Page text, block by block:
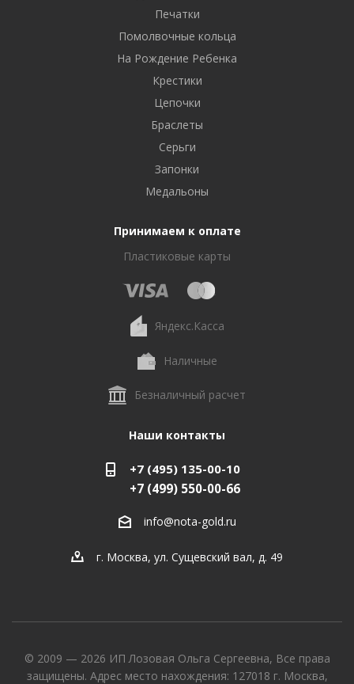
Печатки
Помолвочные кольца
На Рождение Ребенка
Крестики
Цепочки
Браслеты
Серьги
Запонки
Медальоны
Принимаем к оплате
Пластиковые карты
Яндекс.Касса
Наличные
Безналичный расчет
Наши контакты
+7 (495) 135-00-10
+7 (499) 550-00-66
info@nota-gold.ru
г. Москва, ул. Сущевский вал, д. 49
© 2009 — 2026 ИП Лозовая Ольга Сергеевна, Все права
защищены. Адрес место нахождения: 127018 г. Москва,